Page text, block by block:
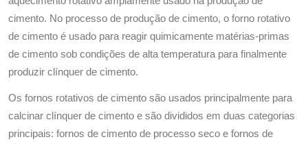
cimento. No processo de produção de cimento, o forno rotativo
de cimento é usado para reagir quimicamente matérias-primas
de cimento sob condições de alta temperatura para finalmente
produzir clínquer de cimento.
Os fornos rotativos de cimento são usados ​​principalmente para
calcinar clínquer de cimento e são divididos em duas categorias
principais: fornos de cimento de processo seco e fornos de